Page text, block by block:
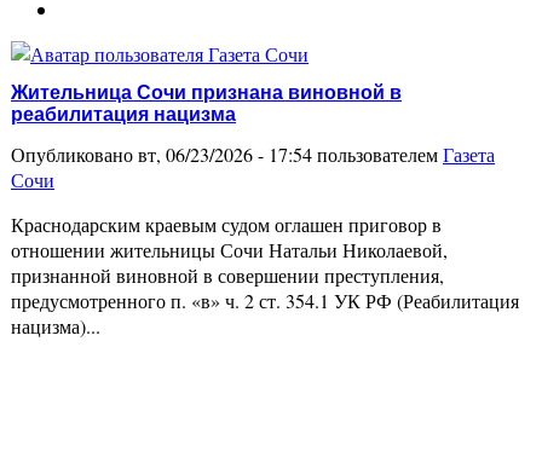
Жительница Сочи признана виновной в
реабилитация нацизма
Опубликовано вт, 06/23/2026 - 17:54 пользователемГазета
Сочи
Краснодарским краевым судом оглашен приговор в
отношении жительницы Сочи Натальи Николаевой,
признанной виновной в совершении преступления,
предусмотренного п. «в» ч. 2 ст. 354.1 УК РФ (Реабилитация
нацизма)...